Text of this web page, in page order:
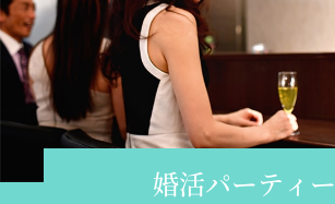
婚活パーティー